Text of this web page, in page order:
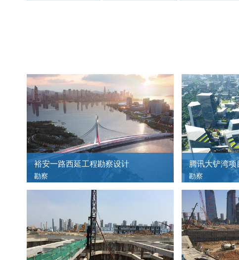
市规自局领导一行莅临我司检查安全生产工作
2023.02.02
裕安一路西延工程勘察设计
勘察
腾讯大铲湾项
勘察